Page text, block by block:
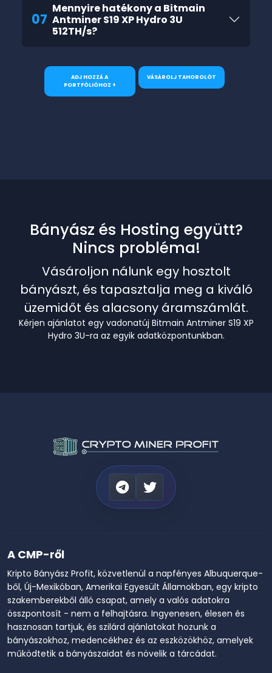
07
Mennyire hatékony a Bitmain
Antminer S19 XP Hydro 3U
512TH/s?
ADJ HOZZÁ A
PORTFÓLIÓHOZ +
VÁSÁROLJ TAHOROLÓT
Bányász és Hosting együtt?
Nincs probléma!
Vásároljon nálunk egy hosztolt
bányászt, és tapasztalja meg a kiváló
üzemidőt és alacsony áramszámlát.
Kérjen ajánlatot egy vadonatúj Bitmain Antminer S19 XP
Hydro 3U-ra az egyik adatközpontunkban.
A CMP-ről
Kripto Bányász Profit, közvetlenül a napfényes Albuquerque-
ből, Új-Mexikóban, Amerikai Egyesült Államokban, egy kripto
szakemberekből álló csapat, amely a valós adatokra
összpontosít - nem a felhajtásra. Ingyenesen, élesen és
hasznosan tartjuk, és szilárd ajánlatokat hozunk a
bányászokhoz, medencékhez és az eszközökhöz, amelyek
működtetik a bányászaidat és növelik a tárcádat.